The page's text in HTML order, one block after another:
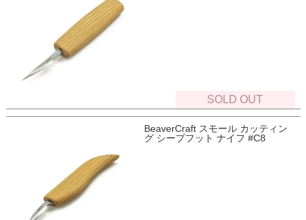
SOLD OUT
BeaverCraft スモール カッティン
グ シープフット ナイフ #C8